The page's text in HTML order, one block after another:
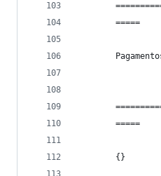
=====
=====
        {}